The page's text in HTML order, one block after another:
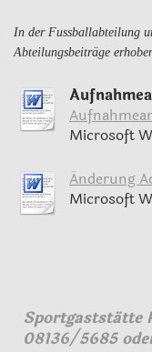
In der Fussballabteilung
Abteilungsbeiträge
Microsoft
Änderung
Microsoft
Sportgaststätte
08136/5685